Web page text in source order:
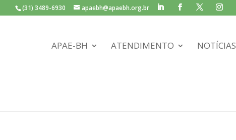
(31) 3489-6930 apaebh@apaebh.org.br
APAE-BH ATENDIMENTO NOTÍCIAS